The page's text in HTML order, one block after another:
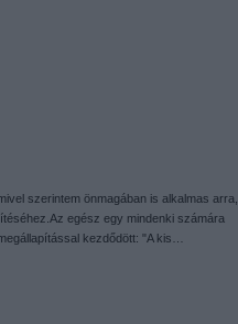
szerintem önmagában is alkalmas arra,
egész egy mindenki számára
kezdődött: "A kis…